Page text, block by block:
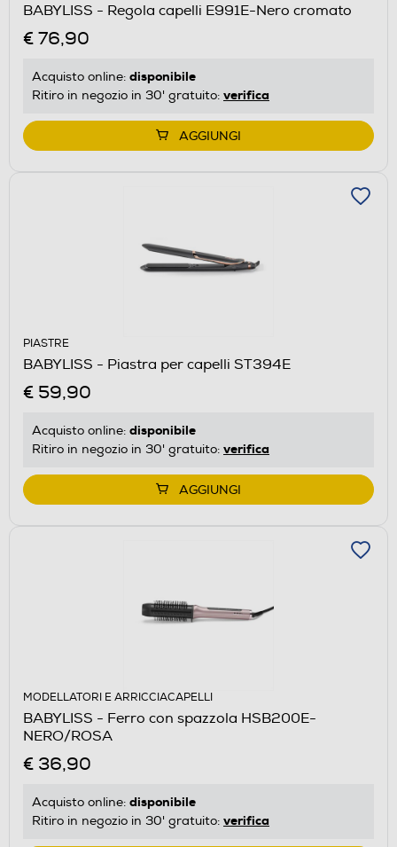
BABYLISS - Regola capelli E991E-Nero cromato
€ 76,90
Acquisto online: disponibile
Ritiro in negozio in 30' gratuito: verifica
AGGIUNGI
PIASTRE
BABYLISS - Piastra per capelli ST394E
€ 59,90
Acquisto online: disponibile
Ritiro in negozio in 30' gratuito: verifica
AGGIUNGI
MODELLATORI E ARRICCIACAPELLI
BABYLISS - Ferro con spazzola HSB200E-
NERO/ROSA
€ 36,90
Acquisto online: disponibile
Ritiro in negozio in 30' gratuito: verifica